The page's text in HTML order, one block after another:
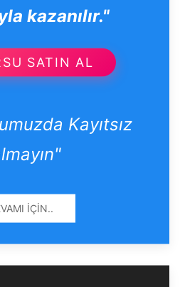
kazanılır."
SATIN AL
Kayıtsız
İÇIN..